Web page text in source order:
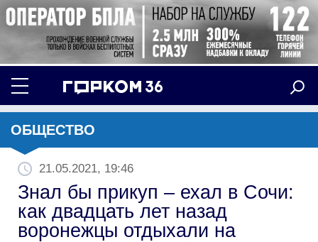
ОБЩЕСТВО
21.05.2021, 19:46
Знал бы прикуп – ехал в Сочи:
как двадцать лет назад
воронежцы отдыхали на